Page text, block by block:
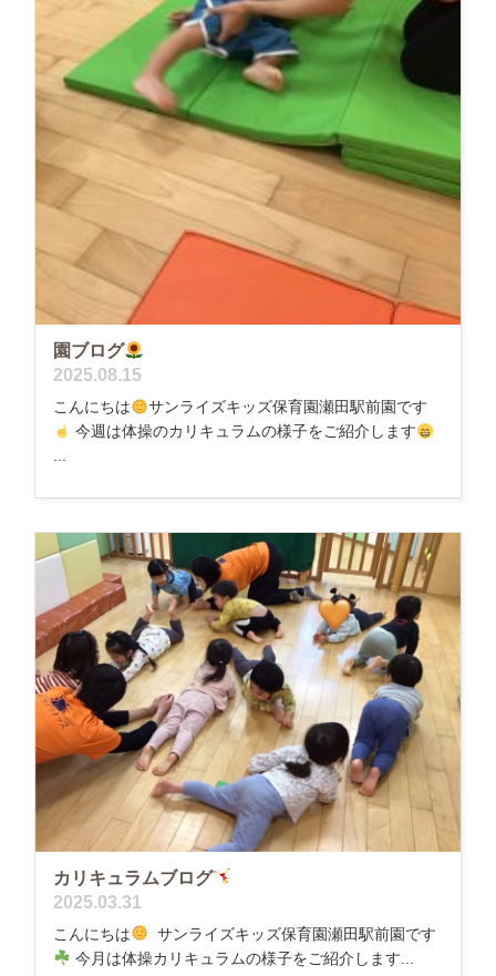
園ブログ
2025.08.15
こんにちは
サンライズキッズ保育園瀬田駅前園です
今週は体操のカリキュラムの様子をご紹介します
カリキュラムブログ
2025.03.31
こんにちは
サンライズキッズ保育園瀬田駅前園です
今月は体操カリキュラムの様子をご紹介します...